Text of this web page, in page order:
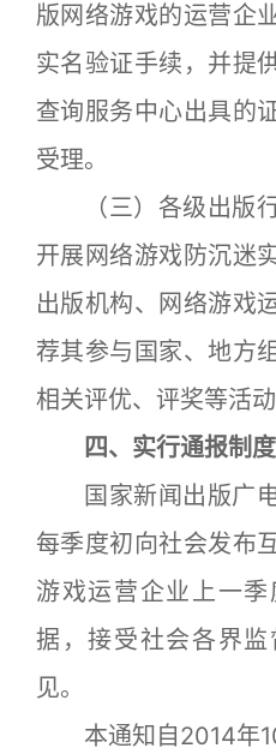
版网络游戏的运营企
实名验证手续，并提
查询服务中心出具的
受理。
（三）各级出版行
开展网络游戏防沉迷
出版机构、网络游戏
荐其参与国家、地方
相关评优、评奖等活动
四、实行通报制度
国家新闻出版广电
每季度初向社会发布
游戏运营企业上一
据，接受社会各界
见。
本通知自2014年10